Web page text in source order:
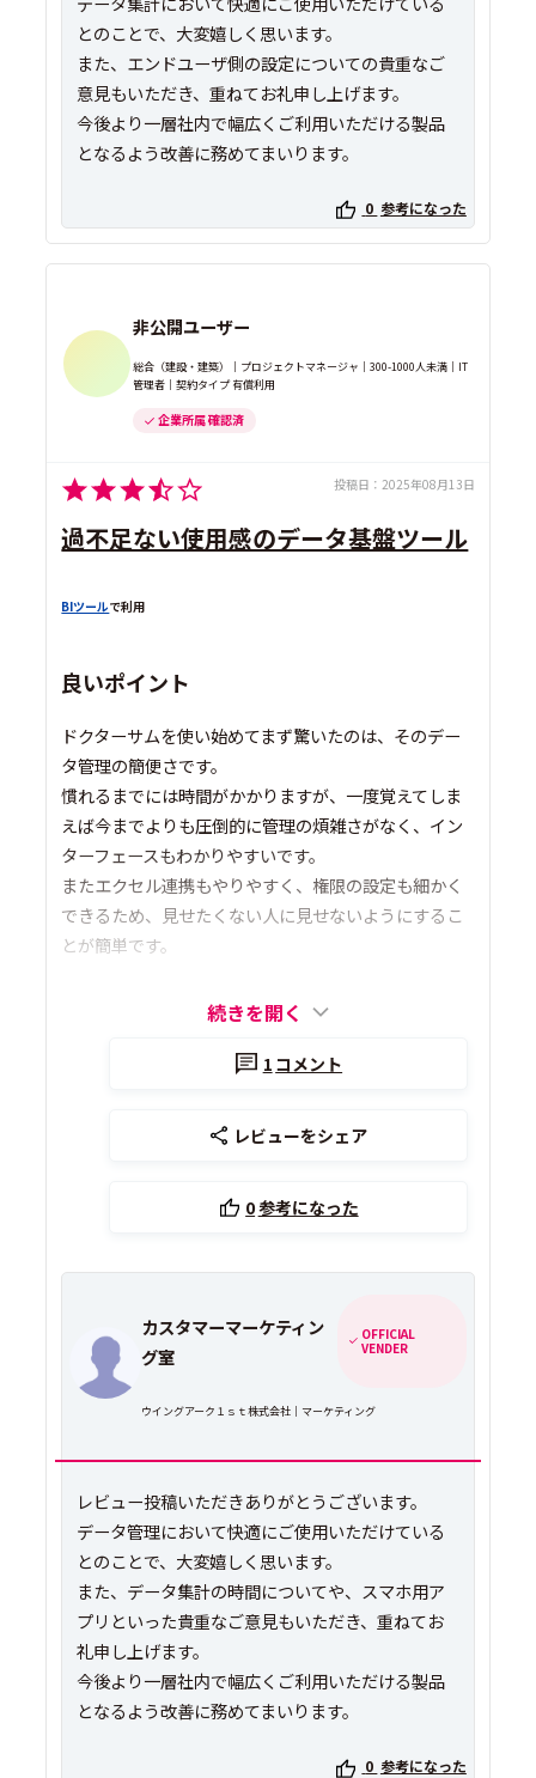
とのことで、大変嬉しく思います。
また、エンドユーザ側の設定についての貴重なご
意見もいただき、重ねてお礼申し上げます。
今後より一層社内で幅広くご利用いただける製品
となるよう改善に務めてまいります。
0 参考になった
非公開ユーザー
総合（建設・建築）｜プロジェクトマネージャ｜300-1000人未満｜IT
管理者｜契約タイプ 有償利用
企業所属 確認済
投稿日： 2025年08月13日
過不足ない使用感のデータ基盤ツール
BIツールで利用
良いポイント
ドクターサムを使い始めてまず驚いたのは、そのデー
タ管理の簡便さです。
慣れるまでには時間がかかりますが、一度覚えてしま
えば今までよりも圧倒的に管理の煩雑さがなく、イン
ターフェースもわかりやすいです。
またエクセル連携もやりやすく、権限の設定も細かく
できるため、見せたくない人に見せないようにするこ
とが簡単です。
続きを開く
1 コメント
レビューをシェア
0参考になった
カスタマーマーケティン
グ室
OFFICIAL
VENDER
ウイングアーク１ｓｔ株式会社｜マーケティング
レビュー投稿いただきありがとうございます。
データ管理において快適にご使用いただけている
とのことで、大変嬉しく思います。
また、データ集計の時間についてや、スマホ用ア
プリといった貴重なご意見もいただき、重ねてお
礼申し上げます。
今後より一層社内で幅広くご利用いただける製品
となるよう改善に務めてまいります。
0 参考になった